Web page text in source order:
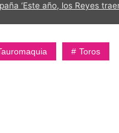
‘Este año, los Reyes
Toros